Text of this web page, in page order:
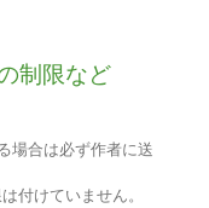
制限など
場合は必ず作者に送
付けていません。